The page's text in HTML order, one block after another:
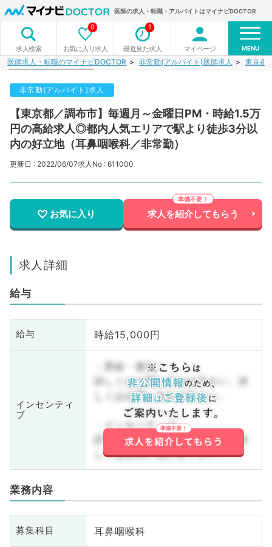
医師の求人・転職・アルバイトはマイナビDOCTOR
求人検索 お気に入り求人
0
最近見た求人
1
マイページ MENU
医師求人・転職のマイナビDOCTOR 非常勤(アルバイト)医師求人 東京都
非常勤(アルバイト)求人
【東京都／調布市】毎週月～金曜日PM・時給1.5万
円の高給求人◎都内人気エリアで駅より徒歩3分以
内の好立地（耳鼻咽喉科／非常勤）
更新日 : 2022/06/07求人No : 611000
お気に入り 求人を紹介してもらう
求人詳細
給与
給与 時給15,000円
インセンティ
ブ
・昇給・賞与
詳しくはお問い合わせ下さい。詳
しくはお問い合わせ下さい。
・インセンティブ
詳しくはお問い合わせ下さい。詳
しくはお問い合わせ下さい。
業務内容
募集科目 耳鼻咽喉科